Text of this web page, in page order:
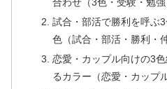
試合・部活で勝利を呼ぶ
色（試合・部活・勝利・
恋愛・カップル向けの3
るカラー（恋愛・カップ